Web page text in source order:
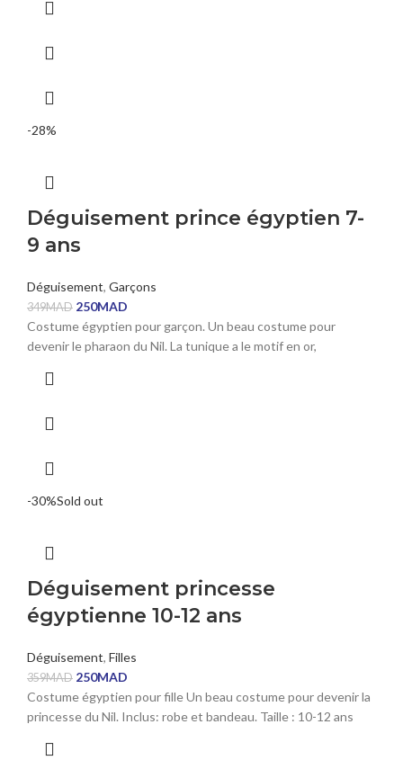
-28%
Déguisement prince égyptien 7-
9 ans
Déguisement, Garçons
349MAD 250MAD
Costume égyptien pour garçon. Un beau costume pour
devenir le pharaon du Nil. La tunique a le motif en or,
-30%Sold out
Déguisement princesse
égyptienne 10-12 ans
Déguisement, Filles
359MAD 250MAD
Costume égyptien pour fille Un beau costume pour devenir la
princesse du Nil. Inclus: robe et bandeau. Taille : 10-12 ans